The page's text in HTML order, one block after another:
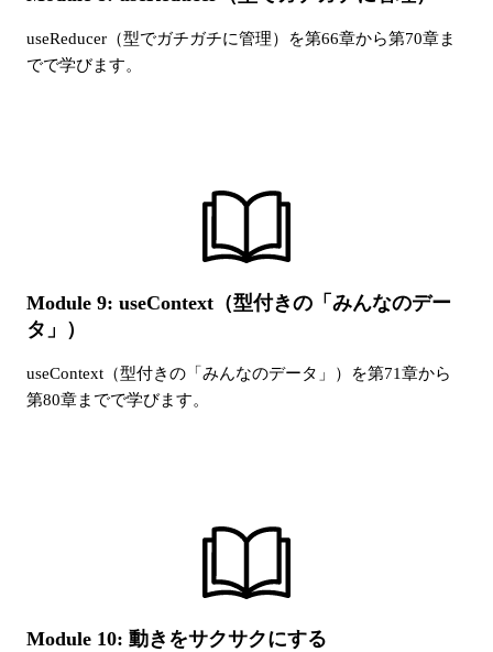
useReducer（型でガチガチに管理） を第66章から第70章ま
でで学びます。
Module 9: useContext（型付きの「みんなのデー
タ」）
useContext（型付きの「みんなのデータ」） を第71章から
第80章までで学びます。
Module 10: 動きをサクサクにする